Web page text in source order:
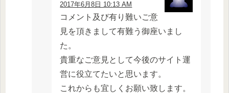
2017年6月8日 10:13 AM
コメント及び有り難いご意
見を頂きまして有難う御座いまし
た。
貴重なご意見として今後のサイト運
営に役立てたいと思います。
これからも宜しくお願い致します。